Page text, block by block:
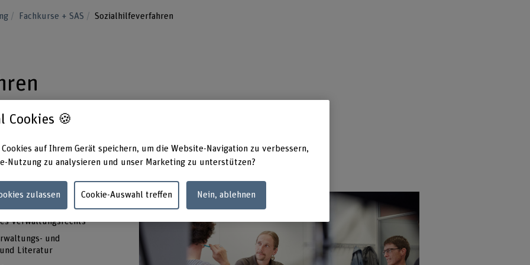
Fachkurse + SAS Sozialhilfeverfahren
der Verfahrensgestaltung zu
Verfahrensschritte korrekt
Verwaltungsrechts
und
Literatur
Cookies 🍪
auf Ihrem Gerät speichern, um die Website-Navigation zu verbessern,
Nutzung zu analysieren und unser Marketing zu unterstützen?
zulassen Cookie-Auswahl treffen Nein, ablehnen